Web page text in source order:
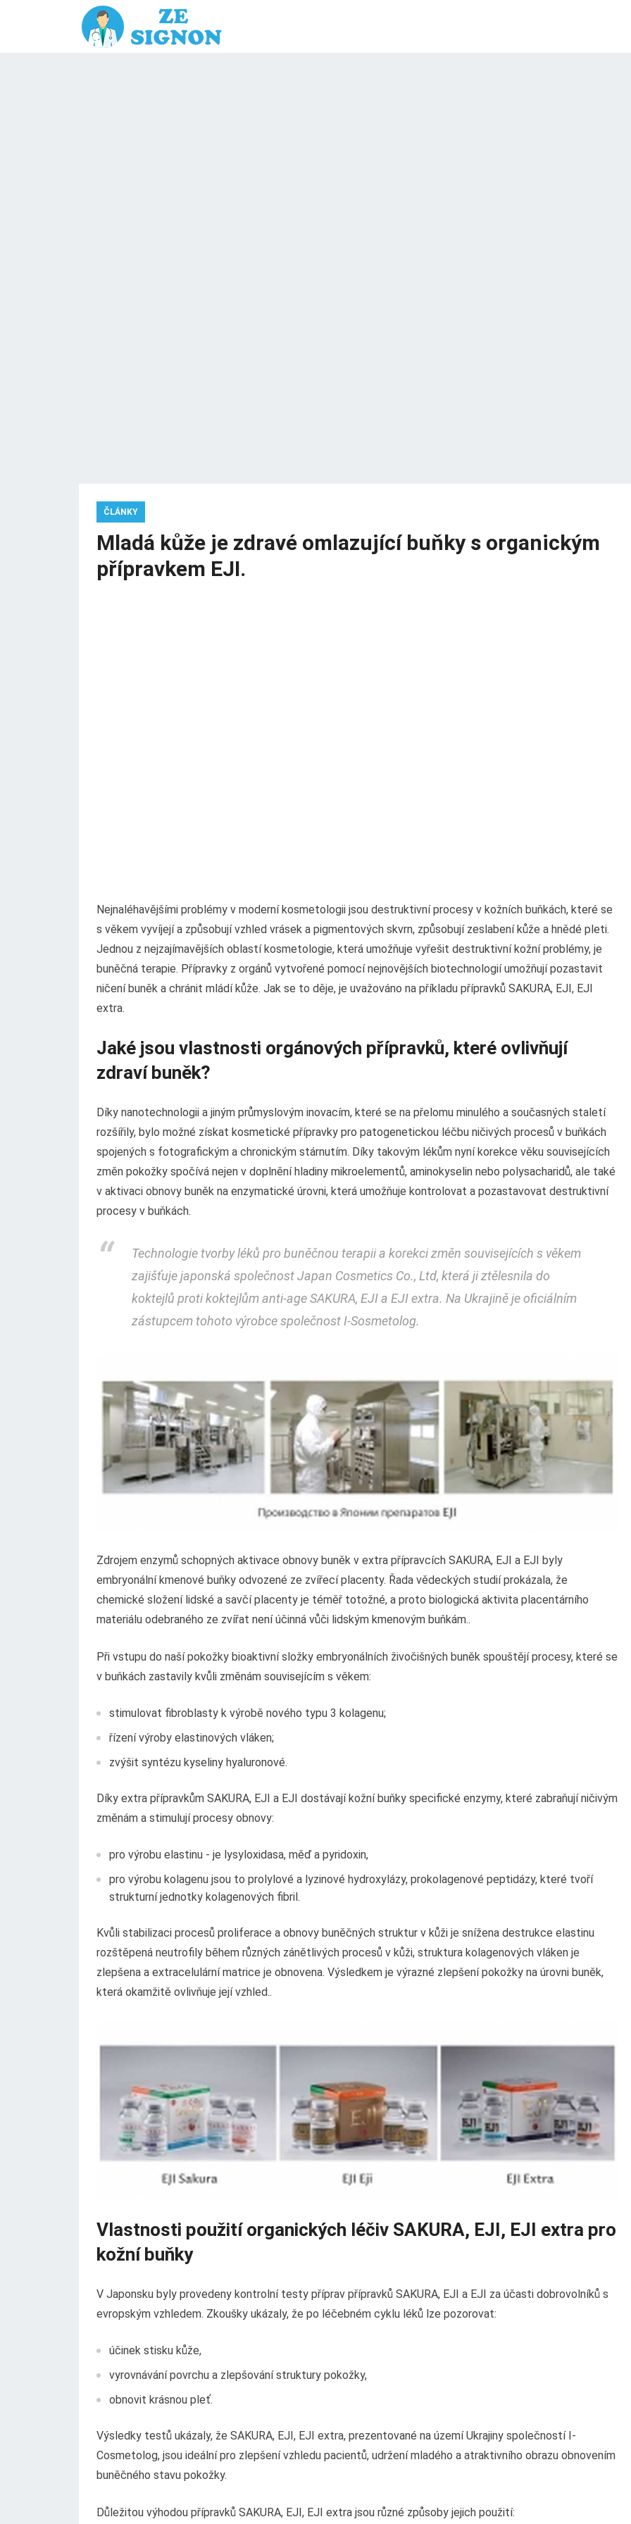
ČLÁNKY
Mladá kůže je zdravé omlazující buňky s organickým
přípravkem EJI.
Nejnaléhavějšími problémy v moderní kosmetologii jsou destruktivní procesy v kožních buňkách, které se
s věkem vyvíjejí a způsobují vzhled vrásek a pigmentových skvrn, způsobují zeslabení kůže a hnědé pleti.
Jednou z nejzajímavějších oblastí kosmetologie, která umožňuje vyřešit destruktivní kožní problémy, je
buněčná terapie. Přípravky z orgánů vytvořené pomocí nejnovějších biotechnologií umožňují pozastavit
ničení buněk a chránit mládí kůže. Jak se to děje, je uvažováno na příkladu přípravků SAKURA, EJI, EJI
extra.
Jaké jsou vlastnosti orgánových přípravků, které ovlivňují
zdraví buněk?
Díky nanotechnologii a jiným průmyslovým inovacím, které se na přelomu minulého a současných staletí
rozšířily, bylo možné získat kosmetické přípravky pro patogenetickou léčbu ničivých procesů v buňkách
spojených s fotografickým a chronickým stárnutím. Díky takovým lékům nyní korekce věku souvisejících
změn pokožky spočívá nejen v doplnění hladiny mikroelementů, aminokyselin nebo polysacharidů, ale také
v aktivaci obnovy buněk na enzymatické úrovni, která umožňuje kontrolovat a pozastavovat destruktivní
procesy v buňkách.
Technologie tvorby léků pro buněčnou terapii a korekci změn souvisejících s věkem
zajišťuje japonská společnost Japan Cosmetics Co., Ltd, která ji ztělesnila do
koktejlů proti koktejlům anti-age SAKURA, EJI a EJI extra. Na Ukrajině je oficiálním
zástupcem tohoto výrobce společnost I-Sosmetolog.
Zdrojem enzymů schopných aktivace obnovy buněk v extra přípravcích SAKURA, EJI a EJI byly
embryonální kmenové buňky odvozené ze zvířecí placenty. Řada vědeckých studií prokázala, že
chemické složení lidské a savčí placenty je téměř totožné, a proto biologická aktivita placentárního
materiálu odebraného ze zvířat není účinná vůči lidským kmenovým buňkám..
Při vstupu do naší pokožky bioaktivní složky embryonálních živočišných buněk spouštějí procesy, které se
v buňkách zastavily kvůli změnám souvisejícím s věkem:
stimulovat fibroblasty k výrobě nového typu 3 kolagenu;
řízení výroby elastinových vláken;
zvýšit syntézu kyseliny hyaluronové.
Díky extra přípravkům SAKURA, EJI a EJI dostávají kožní buňky specifické enzymy, které zabraňují ničivým
změnám a stimulují procesy obnovy:
pro výrobu elastinu - je lysyloxidasa, měď a pyridoxin,
pro výrobu kolagenu jsou to prolylové a lyzinové hydroxylázy, prokolagenové peptidázy, které tvoří
strukturní jednotky kolagenových fibril.
Kvůli stabilizaci procesů proliferace a obnovy buněčných struktur v kůži je snížena destrukce elastinu
rozštěpená neutrofily během různých zánětlivých procesů v kůži, struktura kolagenových vláken je
zlepšena a extracelulární matrice je obnovena. Výsledkem je výrazné zlepšení pokožky na úrovni buněk,
která okamžitě ovlivňuje její vzhled..
Vlastnosti použití organických léčiv SAKURA, EJI, EJI extra pro
kožní buňky
V Japonsku byly provedeny kontrolní testy příprav přípravků SAKURA, EJI a EJI za účasti dobrovolníků s
evropským vzhledem. Zkoušky ukázaly, že po léčebném cyklu léků lze pozorovat:
účinek stisku kůže,
vyrovnávání povrchu a zlepšování struktury pokožky,
obnovit krásnou pleť.
Výsledky testů ukázaly, že SAKURA, EJI, EJI extra, prezentované na území Ukrajiny společností I-
Cosmetolog, jsou ideální pro zlepšení vzhledu pacientů, udržení mladého a atraktivního obrazu obnovením
buněčného stavu pokožky.
Důležitou výhodou přípravků SAKURA, EJI, EJI extra jsou různé způsoby jejich použití: